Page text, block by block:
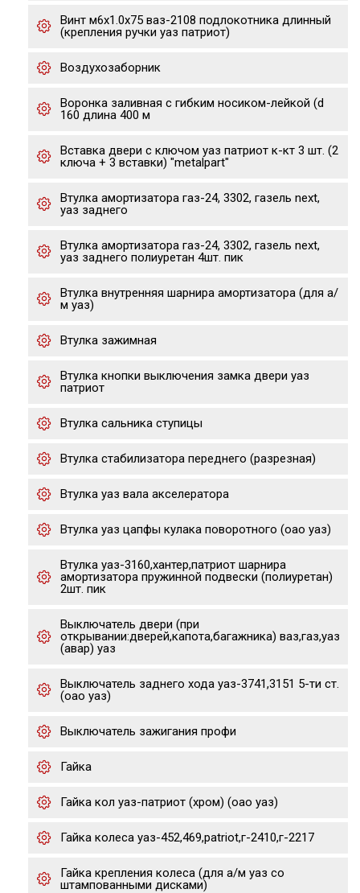
Винт м6х1.0х75 ваз-2108 подлокотника длинный
(крепления ручки уаз патриот)
Воздухозаборник
Воронка заливная с гибким носиком-лейкой (d
160 длина 400 м
Вставка двери с ключом уаз патриот к-кт 3 шт. (2
ключа + 3 вставки) "metalpart"
Втулка амортизатора газ-24, 3302, газель next,
уаз заднего
Втулка амортизатора газ-24, 3302, газель next,
уаз заднего полиуретан 4шт. пик
Втулка внутренняя шарнира амортизатора (для а/
м уаз)
Втулка зажимная
Втулка кнопки выключения замка двери уаз
патриот
Втулка сальника ступицы
Втулка стабилизатора переднего (разрезная)
Втулка уаз вала акселератора
Втулка уаз цапфы кулака поворотного (оао уаз)
Втулка уаз-3160,хантер,патриот шарнира
амортизатора пружинной подвески (полиуретан)
2шт. пик
Выключатель двери (при
открывании:дверей,капота,багажника) ваз,газ,уаз
(авар) уаз
Выключатель заднего хода уаз-3741,3151 5-ти ст.
(оао уаз)
Выключатель зажигания профи
Гайка
Гайка кол уаз-патриот (хром) (оао уаз)
Гайка колеса уаз-452,469,patriot,г-2410,г-2217
Гайка крепления колеса (для а/м уаз со
штампованными дисками)